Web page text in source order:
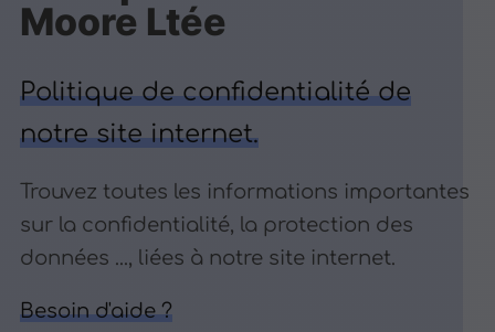
Moore Ltée
Politique de confidentialité de
notre site internet.
Trouvez toutes les informations importantes
sur la confidentialité, la protection des
données ..., liées à notre site internet.
Besoin d'aide ?